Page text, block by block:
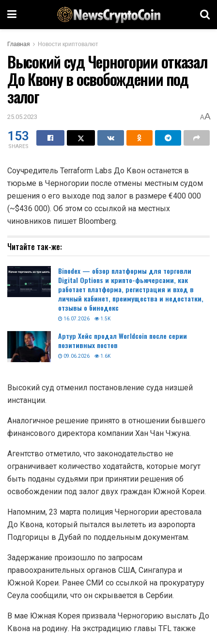
Главная Новости криптовалют
Высокий суд Черногории отказал
До Квону в освобождении под
залог
25.05.2023 AA
153
SHARES
Соучредитель Terraform Labs До Квон останется в
тюрьме в Черногории после отмены местным судом
решения о его выходе под залог в размере €400 000
(~$436 000). Об этом со ссылкой на местных
чиновников пишет Bloomberg.
Читайте так-же:
Binodex — обзор платформы для торговли
Digital Options и крипто-фьючерсами, как
работает платформа, регистрация и вход в
личный кабинет, преимущества и недостатки,
отзывы о бинодекс
16.07.2026 1.5K
Артур Хейс продал Worldcoin после серии
позитивных постов
09.06.2026 1.6K
Высокий суд отменил постановление суда низшей
инстанции.
Аналогичное решение принято в отношении бывшего
финансового директора компании Хан Чан Чжуна.
Агентство отметило, что законодательство не
ограничивает количество ходатайств, которые могут
быть поданы судьями при принятии решения об
освобождении под залог двух граждан Южной Кореи.
Напомним, 23 марта полиция Черногории арестовала
До Квона, который пытался вылететь из аэропорта
Подгорицы в Дубай по поддельным документам.
Задержание произошло по запросам
правоохранительных органов США, Сингапура и
Южной Кореи. Ранее СМИ со ссылкой на прокуратуру
Сеула сообщили, что он скрывается в Сербии.
В мае Южная Корея призвала Черногорию выслать До
Квона на родину. На экстрадицию главы TFL также